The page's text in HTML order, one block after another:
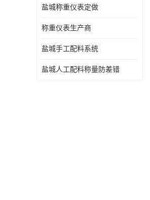
盐城称重仪表定做
称重仪表生产商
盐城手工配料系统
盐城人工配料称量防差错